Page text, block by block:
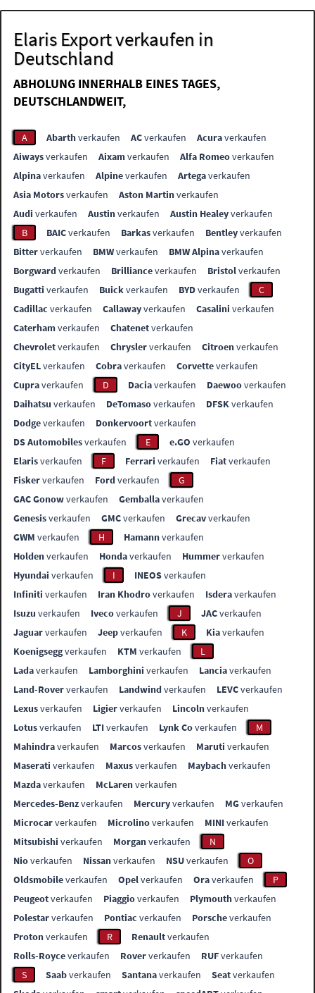
Elaris Export verkaufen in
Deutschland
ABHOLUNG INNERHALB EINES TAGES,
DEUTSCHLANDWEIT,
A Abarthverkaufen ACverkaufen Acuraverkaufen
Aiwaysverkaufen Aixamverkaufen Alfa Romeoverkaufen
Alpinaverkaufen Alpineverkaufen Artegaverkaufen
Asia Motorsverkaufen Aston Martinverkaufen
Audi verkaufen Austinverkaufen Austin Healeyverkaufen
B
BAICverkaufen Barkasverkaufen Bentleyverkaufen
Bitterverkaufen BMWverkaufen BMW Alpinaverkaufen
Borgwardverkaufen Brillianceverkaufen Bristolverkaufen
Bugatti verkaufen Buickverkaufen BYDverkaufen
C
Cadillac verkaufen Callawayverkaufen Casalini verkaufen
Caterhamverkaufen Chatenetverkaufen
Chevroletverkaufen Chryslerverkaufen Citroenverkaufen
CityELverkaufen Cobraverkaufen Corvetteverkaufen
Cupraverkaufen D Daciaverkaufen Daewooverkaufen
Daihatsu verkaufen DeTomasoverkaufen DFSKverkaufen
Dodgeverkaufen Donkervoortverkaufen
DS Automobilesverkaufen E e.GO verkaufen
Elarisverkaufen F Ferrari verkaufen Fiatverkaufen
Fiskerverkaufen Fordverkaufen
G
GAC Gonowverkaufen Gemballaverkaufen
Genesisverkaufen GMCverkaufen Grecavverkaufen
GWM verkaufen H Hamannverkaufen
Holdenverkaufen Hondaverkaufen Hummerverkaufen
Hyundai verkaufen I INEOSverkaufen
Infiniti verkaufen Iran Khodroverkaufen Isderaverkaufen
Isuzu verkaufen Ivecoverkaufen J JACverkaufen
Jaguarverkaufen Jeepverkaufen K Kiaverkaufen
Koenigseggverkaufen KTM verkaufen
L
Ladaverkaufen Lamborghini verkaufen Lanciaverkaufen
Land-Roververkaufen Landwindverkaufen LEVCverkaufen
Lexusverkaufen Ligierverkaufen Lincolnverkaufen
Lotusverkaufen LTIverkaufen Lynk Coverkaufen
M
Mahindraverkaufen Marcosverkaufen Maruti verkaufen
Maserati verkaufen Maxusverkaufen Maybachverkaufen
Mazdaverkaufen McLarenverkaufen
Mercedes-Benzverkaufen Mercuryverkaufen MGverkaufen
Microcarverkaufen Microlinoverkaufen MINIverkaufen
Mitsubishi verkaufen Morganverkaufen
N
Nioverkaufen Nissanverkaufen NSUverkaufen
O
Oldsmobileverkaufen Opelverkaufen Oraverkaufen
P
Peugeotverkaufen Piaggioverkaufen Plymouthverkaufen
Polestarverkaufen Pontiac verkaufen Porscheverkaufen
Protonverkaufen R Renaultverkaufen
Rolls-Royceverkaufen Roververkaufen RUFverkaufen
S
Saabverkaufen Santanaverkaufen Seatverkaufen